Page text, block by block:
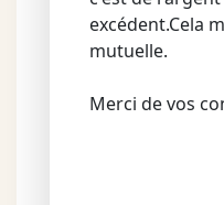
excédent.Cela
mutuelle.
Merci de vos